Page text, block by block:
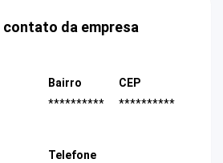
contato da empresa
Bairro
**********
CEP
**********
Telefone